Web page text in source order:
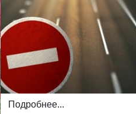
Подробнее...